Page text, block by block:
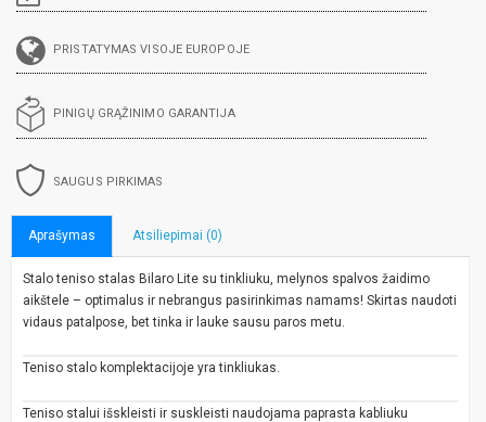
PRISTATYMAS VISOJE EUROPOJE
PINIGŲ GRĄŽINIMO GARANTIJA
SAUGUS PIRKIMAS
Aprašymas Atsiliepimai (0)
Stalo teniso stalas Bilaro Lite su tinkliuku, melynos spalvos žaidimo
aikštele – optimalus ir nebrangus pasirinkimas namams! Skirtas naudoti
vidaus patalpose, bet tinka ir lauke sausu paros metu.
Teniso stalo komplektacijoje yra tinkliukas.
Teniso stalui išskleisti ir suskleisti naudojama paprasta kabliuku